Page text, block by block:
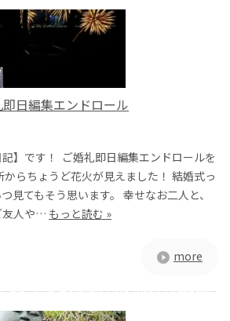
即日編集エンドロール
】です！ ご婚礼即日編集エンドロールを
らちょうど花火が見えました！ 結婚式っ
見てもそう思います。 幸せなお二人と、
友人や… もっと読む »
more